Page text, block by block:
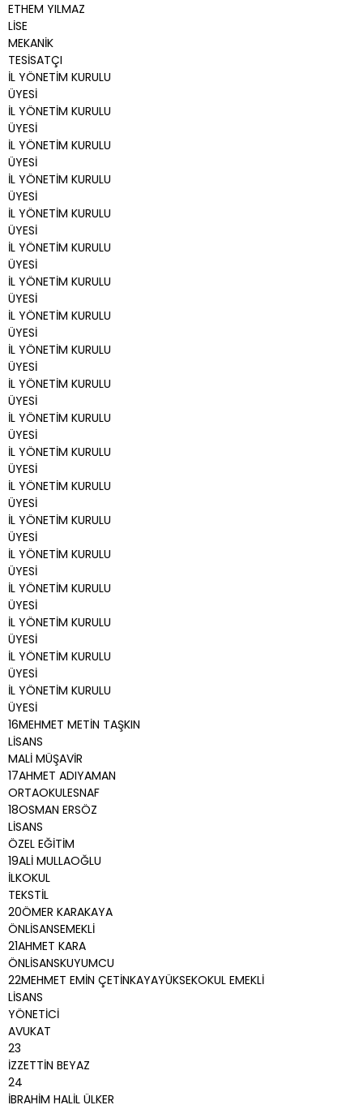
ETHEM YILMAZ
LİSE
MEKANİK
TESİSATÇI
İL YÖNETİM KURULU
ÜYESİ
İL YÖNETİM KURULU
ÜYESİ
İL YÖNETİM KURULU
ÜYESİ
İL YÖNETİM KURULU
ÜYESİ
İL YÖNETİM KURULU
ÜYESİ
İL YÖNETİM KURULU
ÜYESİ
İL YÖNETİM KURULU
ÜYESİ
İL YÖNETİM KURULU
ÜYESİ
İL YÖNETİM KURULU
ÜYESİ
İL YÖNETİM KURULU
ÜYESİ
İL YÖNETİM KURULU
ÜYESİ
İL YÖNETİM KURULU
ÜYESİ
İL YÖNETİM KURULU
ÜYESİ
İL YÖNETİM KURULU
ÜYESİ
İL YÖNETİM KURULU
ÜYESİ
İL YÖNETİM KURULU
ÜYESİ
İL YÖNETİM KURULU
ÜYESİ
İL YÖNETİM KURULU
ÜYESİ
İL YÖNETİM KURULU
ÜYESİ
16MEHMET METİN TAŞKIN
LİSANS
MALİ MÜŞAVİR
17AHMET ADIYAMAN
ORTAOKULESNAF
18OSMAN ERSÖZ
LİSANS
ÖZEL EĞİTİM
19ALİ MULLAOĞLU
İLKOKUL
TEKSTİL
20ÖMER KARAKAYA
ÖNLİSANSEMEKLİ
21AHMET KARA
ÖNLİSANSKUYUMCU
22MEHMET EMİN ÇETİNKAYAYÜKSEKOKUL EMEKLİ
LİSANS
YÖNETİCİ
AVUKAT
23
İZZETTİN BEYAZ
24
İBRAHİM HALİL ÜLKER